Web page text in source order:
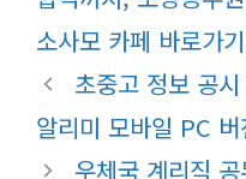
리
소사모 카페 바로가기
초중고 정보 공
알리미 모바일 PC 버
우체국 계리직